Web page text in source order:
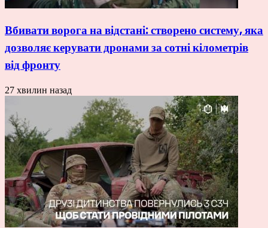
Вбивати ворога на відстані: створено систему, яка
дозволяє керувати дронами за сотні кілометрів
від фронту
27 хвилин назад